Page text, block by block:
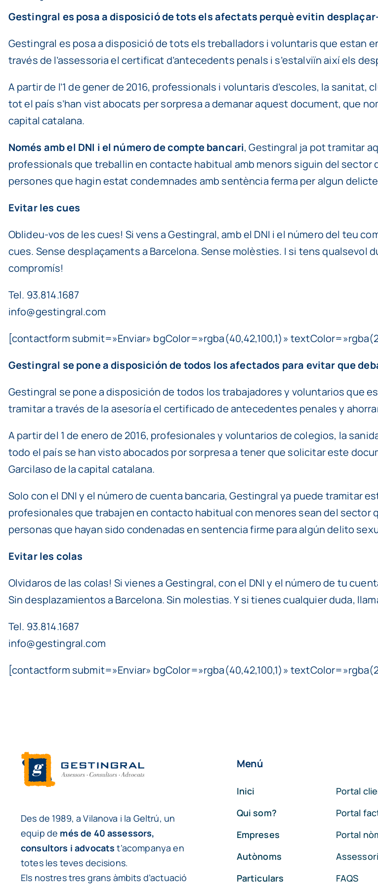
Gestingral es posa a disposició de tots els afectats perquè evitin
Gestingral es posa a disposició de tots els treballadors i voluntaris que estan
través de l’assessoria el certificat d’antecedents penals i s’estalviïn així els
A partir de l’1 de gener de 2016, professionals i voluntaris d’escoles, la
tot el país s’han vist abocats per sorpresa a demanar aquest document, que
capital catalana.
Només amb el DNI i el número de compte bancari, Gestingral ja pot tramitar
professionals que treballin en contacte habitual amb menors siguin del sector
persones que hagin estat condemnades amb sentència ferma per algun
Evitar les cues
Oblideu-vos de les cues! Si vens a Gestingral, amb el DNI i el número del teu
cues. Sense desplaçaments a Barcelona. Sense molèsties. I si tens qualsevol
compromís!
Tel. 93.814.1687
info@gestingral.com
[contactform submit=»Enviar» bgColor=»rgba(40,42,100,1)»
Gestingral se pone a disposición de todos los afectados para evitar que
Gestingral se pone a disposición de todos los trabajadores y voluntarios que
tramitar a través de la asesoría el certificado de antecedentes penales y
A partir del 1 de enero de 2016, profesionales y voluntarios de colegios, la
todo el país se han visto abocados por sorpresa a tener que solicitar este
Garcilaso de la capital catalana.
Solo con el DNI y el número de cuenta bancaria, Gestingral ya puede tramitar
profesionales que trabajen en contacto habitual con menores sean del sector
personas que hayan sido condenadas en sentencia firme para algún delito
Evitar les colas
Olvidaros de las colas! Si vienes a Gestingral, con el DNI y el número de tu
Sin desplazamientos a Barcelona. Sin molestias. Y si tienes cualquier duda,
Tel. 93.814.1687
info@gestingral.com
[contactform submit=»Enviar» bgColor=»rgba(40,42,100,1)»
Des de 1989, a Vilanova i la Geltrú, un
equip de més de 40 assessors,
consultors i advocats t’acompanya en
totes les teves decisions.
Els nostres tres grans àmbits d’actuació
Menú
Inici
Qui som?
Empreses
Autònoms
Particulars
Portal
Portal
Portal
FAQS